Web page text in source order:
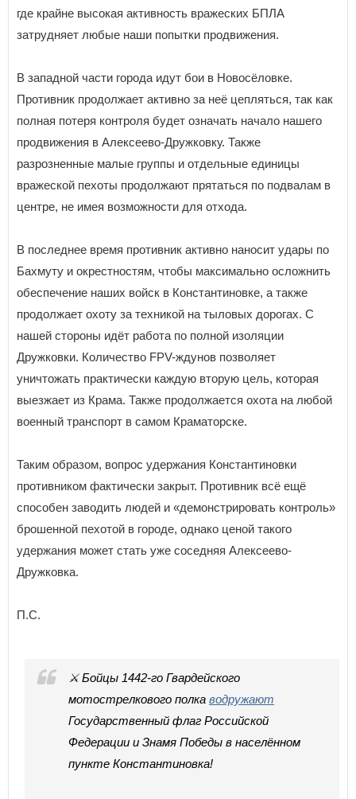
где крайне высокая активность вражеских БПЛА
затрудняет любые наши попытки продвижения.
В западной части города идут бои в Новосёловке.
Противник продолжает активно за неё цепляться, так как
полная потеря контроля будет означать начало нашего
продвижения в Алексеево-Дружковку. Также
разрозненные малые группы и отдельные единицы
вражеской пехоты продолжают прятаться по подвалам в
центре, не имея возможности для отхода.
В последнее время противник активно наносит удары по
Бахмуту и окрестностям, чтобы максимально осложнить
обеспечение наших войск в Константиновке, а также
продолжает охоту за техникой на тыловых дорогах. С
нашей стороны идёт работа по полной изоляции
Дружковки. Количество FPV-ждунов позволяет
уничтожать практически каждую вторую цель, которая
выезжает из Крама. Также продолжается охота на любой
военный транспорт в самом Краматорске.
Таким образом, вопрос удержания Константиновки
противником фактически закрыт. Противник всё ещё
способен заводить людей и «демонстрировать контроль»
брошенной пехотой в городе, однако ценой такого
удержания может стать уже соседняя Алексеево-
Дружковка.
П.С.
⚔️ Бойцы 1442-го Гвардейского
мотострелкового полка водружают
Государственный флаг Российской
Федерации и Знамя Победы в населённом
пункте Константиновка!